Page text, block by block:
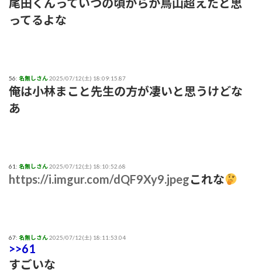
尾田くんっていつの頃からか鳥山超えたと思
ってるよな
56: 名無しさん2025/07/12(土) 18:09:15.87
俺は小林まこと先生の方が凄いと思うけどな
あ
61: 名無しさん2025/07/12(土) 18:10:52.68
https://i.imgur.com/dQF9Xy9.jpegこれな
67: 名無しさん2025/07/12(土) 18:11:53.04
>>61
すごいな